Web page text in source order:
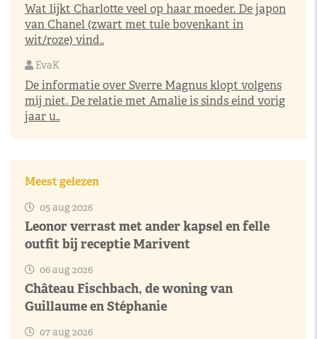
Wat lijkt Charlotte veel op haar moeder. De japon
van Chanel (zwart met tule bovenkant in
wit/roze) vind..
EvaK
De informatie over Sverre Magnus klopt volgens
mij niet. De relatie met Amalie is sinds eind vorig
jaar u..
Meest gelezen
05 aug 2026
Leonor verrast met ander kapsel en felle
outfit bij receptie Marivent
06 aug 2026
Château Fischbach, de woning van
Guillaume en Stéphanie
07 aug 2026